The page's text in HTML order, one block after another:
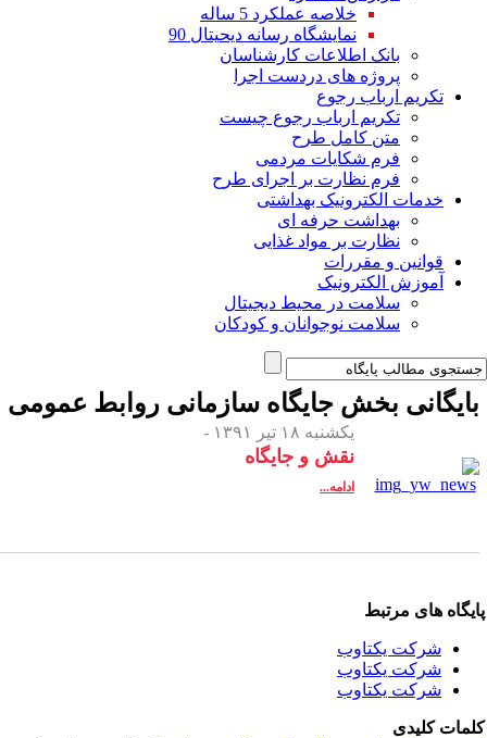
خلاصه عملکرد 5 ساله
نمایشگاه رسانه دیحیتال 90
بانک اطلاعات کارشناسان
پروژه های دردست اجرا
تکریم ارباب رجوع
تکریم ارباب رجوع چیست
متن کامل طرح
فرم شکایات مردمی
فرم نظارت بر اجرای طرح
خدمات الکترونیک بهداشتی
بهداشت حرفه ای
نظارت بر مواد غذایی
قوانین و مقررات
آموزش الکترونیک
سلامت در محیط دیجیتال
سلامت نوجوانان و کودکان
بخش جایگاه‌ سازمانی‌ روابط عمومی‌
یکشنبه ۱۸ تیر ۱۳۹۱ -
نقش و جایگاه
ادامه...
های مرتبط
شرکت یکتاوب
شرکت یکتاوب
شرکت یکتاوب
کلیدی